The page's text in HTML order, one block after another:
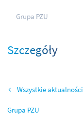
Grupa PZU
Szczegóły
Wszystkie aktualności
Grupa PZU